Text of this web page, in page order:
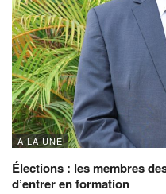
A LA UNE
Élections : les membres
d’entrer en formation